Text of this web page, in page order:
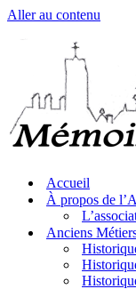
Aller au contenu
Accueil
À propos de
Anciens